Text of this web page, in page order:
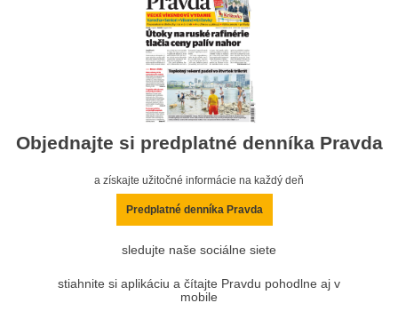
Objednajte si predplatné denníka Pravda
a získajte užitočné informácie na každý deň
Predplatné denníka Pravda
sledujte naše sociálne siete
stiahnite si aplikáciu a čítajte Pravdu pohodlne aj v
mobile